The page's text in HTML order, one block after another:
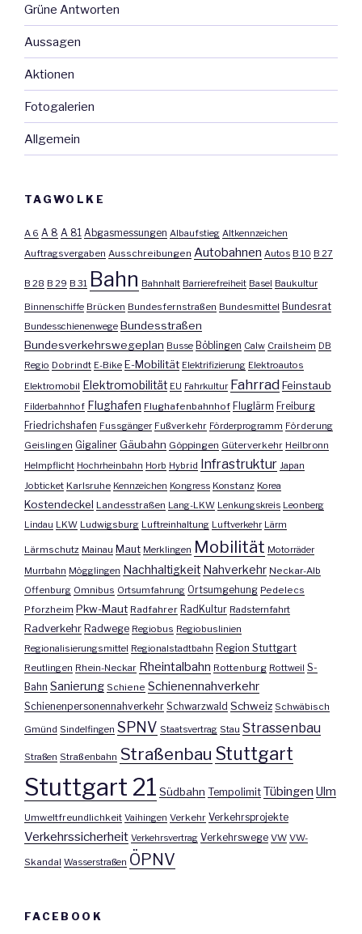
Grüne Antworten
Aussagen
Aktionen
Fotogalerien
Allgemein
TAGWOLKE
A 6 A 8 A 81 Abgasmessungen Albaufstieg Altkennzeichen
Auftragsvergaben Ausschreibungen Autobahnen Autos B 10 B 27
B 28 B 29 B 31 Bahn Bahnhalt Barrierefreiheit Basel Baukultur
Binnenschiffe Brücken Bundesfernstraßen Bundesmittel Bundesrat
Bundesschienenwege Bundesstraßen
Bundesverkehrswegeplan Busse Böblingen Calw Crailsheim DB
Regio Dobrindt E-Bike E-Mobilität Elektrifizierung Elektroautos
Elektromobil Elektromobilität EU Fahrkultur FahrradFeinstaub
Filderbahnhof Flughafen Flughafenbahnhof Fluglärm Freiburg
Friedrichshafen Fussgänger Fußverkehr Förderprogramm Förderung
Geislingen Gigaliner Gäubahn Göppingen Güterverkehr Heilbronn
Helmpflicht Hochrheinbahn Horb Hybrid Infrastruktur Japan
Jobticket Karlsruhe Kennzeichen Kongress Konstanz Korea
Kostendeckel Landesstraßen Lang-LKW Lenkungskreis Leonberg
Lindau LKW Ludwigsburg Luftreinhaltung Luftverkehr Lärm
Lärmschutz Mainau Maut Merklingen Mobilität Motorräder
Murrbahn Mögglingen Nachhaltigkeit Nahverkehr Neckar-Alb
Offenburg Omnibus Ortsumfahrung Ortsumgehung Pedelecs
Pforzheim Pkw-Maut Radfahrer RadKultur Radsternfahrt
Radverkehr Radwege Regiobus Regiobuslinien
Regionalisierungsmittel Regionalstadtbahn Region Stuttgart
Reutlingen Rhein-Neckar Rheintalbahn Rottenburg Rottweil S-
Bahn Sanierung Schiene Schienennahverkehr
Schienenpersonennahverkehr Schwarzwald Schweiz Schwäbisch
Gmünd Sindelfingen SPNV Staatsvertrag Stau Strassenbau
Straßen Straßenbahn Straßenbau Stuttgart
Stuttgart 21 Südbahn Tempolimit Tübingen Ulm
Umweltfreundlichkeit Vaihingen Verkehr Verkehrsprojekte
Verkehrssicherheit Verkehrsvertrag Verkehrswege VW VW-
Skandal Wasserstraßen ÖPNV
FACEBOOK